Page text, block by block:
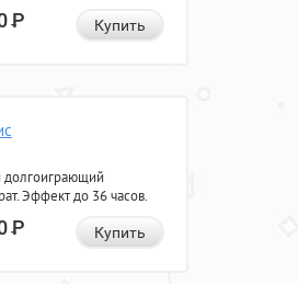
Р Купить
Эффект до 36 часов.
Р Купить